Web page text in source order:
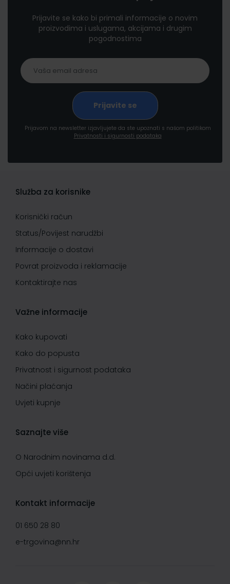
Prijavite se kako bi primali informacije o novim
proizvodima i uslugama, akcijama i drugim
pogodnostima
Prijavom na newsletter izjavljujete da ste upoznati s našom politikom
Privatnosti i sigurnosti podataka
Služba za korisnike
Korisnički račun
Status/Povijest narudžbi
Informacije o dostavi
Povrat proizvoda i reklamacije
Kontaktirajte nas
Važne informacije
Kako kupovati
Kako do popusta
Privatnost i sigurnost podataka
Načini plaćanja
Uvjeti kupnje
Saznajte više
O Narodnim novinama d.d.
Opći uvjeti korištenja
Kontakt informacije
01 650 28 80
e-trgovina@nn.hr